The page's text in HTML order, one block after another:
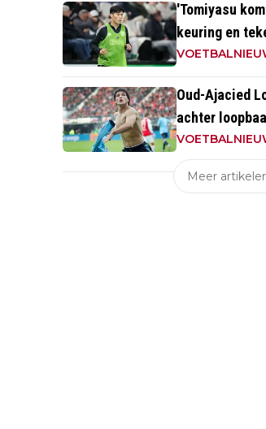
'Tomiyasu
keuring en
contract bij
Oud-Ajacied
achter
emotioneel
Meer